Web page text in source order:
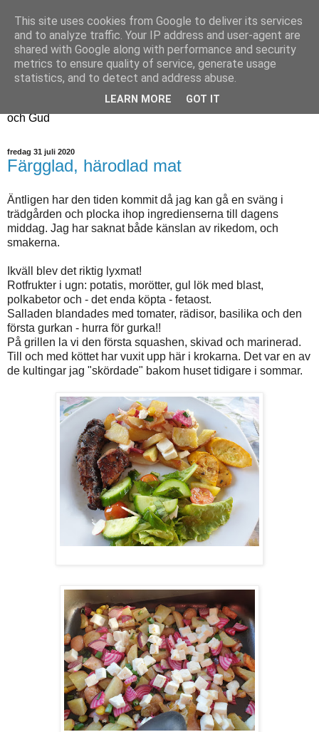
Fyren
Fyren finns för att sprida ljus i mörkret
För att påminna om guldkanterna i tillvaron
Här samsas jakt, hantverk, odling, och andra tankar om livet
och Gud
fredag 31 juli 2020
Färgglad, härodlad mat
Äntligen har den tiden kommit då jag kan gå en sväng i
trädgården och plocka ihop ingredienserna till dagens
middag. Jag har saknat både känslan av rikedom, och
smakerna.
Ikväll blev det riktig lyxmat!
Rotfrukter i ugn: potatis, morötter, gul lök med blast,
polkabetor och - det enda köpta - fetaost.
Salladen blandades med tomater, rädisor, basilika och den
första gurkan - hurra för gurka!!
På grillen la vi den första squashen, skivad och marinerad.
Till och med köttet har vuxit upp här i krokarna. Det var en av
de kultingar jag "skördade" bakom huset tidigare i sommar.
This site uses cookies from Google to deliver its services
and to analyze traffic. Your IP address and user-agent are
shared with Google along with performance and security
metrics to ensure quality of service, generate usage
statistics, and to detect and address abuse.
LEARN MORE GOT IT